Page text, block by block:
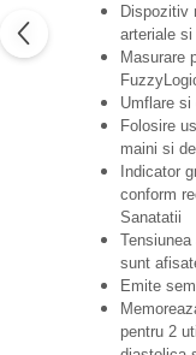
Dispozitiv
arteriale
Masurare
Umflare si
Folosire
maini si
Indicator
conform
Sanatatii
sunt
Emite
pentru 2